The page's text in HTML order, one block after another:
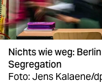
veranstaltungen
shop
fragen & hilfe
Nichts wie weg:
Segregation
Foto: Jens Kalaene/